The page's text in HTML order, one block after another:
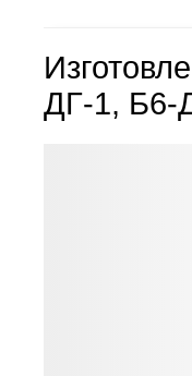
ДГ-1, Б6-